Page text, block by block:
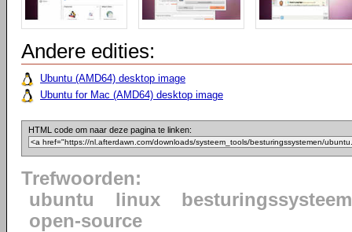
Andere edities:
Ubuntu (AMD64) desktop image
Ubuntu for Mac (AMD64) desktop image
HTML code om naar deze pagina te linken:
Trefwoorden:
ubuntu
linux
besturingssysteem
open-source